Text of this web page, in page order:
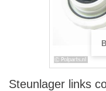
Steunlager links